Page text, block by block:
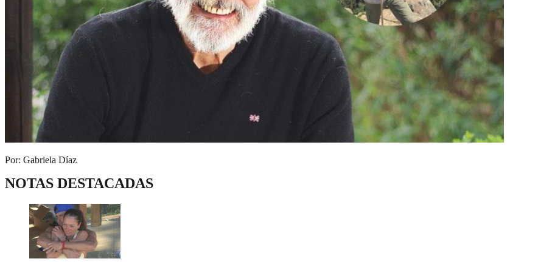
Por: Gabriela Díaz
NOTAS DESTACADAS